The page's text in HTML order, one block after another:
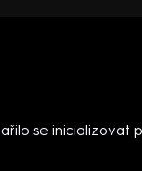
se inicializovat